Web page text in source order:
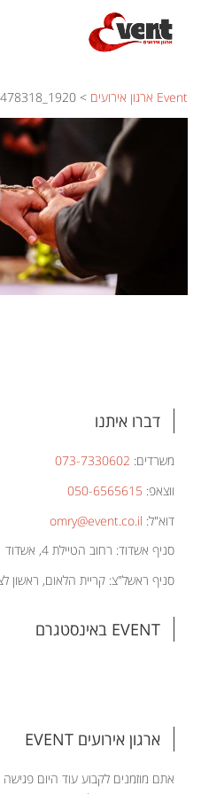
Event ארגון אירועים >
דברו איתנו
משרדים: 073-7330602
ווצאפ: 050-6565615
דוא"ל: omry@event.co.il
סניף אשדוד: רחוב הטיילת 4, אשדוד
סניף ראשל"צ: קריית הלאום, ראשון
EVENT באינסטגרם
ארגון אירועים EVENT
אתם מוזמנים לקבוע עוד היום